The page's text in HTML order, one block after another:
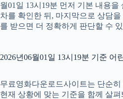
월01일 13시19분 먼저 기본 내용
차를 확인한 뒤, 마지막으로 상담
를 받으면 더 정확하게 판단할 수
2026년06월01일 13시19분 기준 어
무료영화다운로드사이트는 단순
현재 상황에 맞는 기준을 함께 살